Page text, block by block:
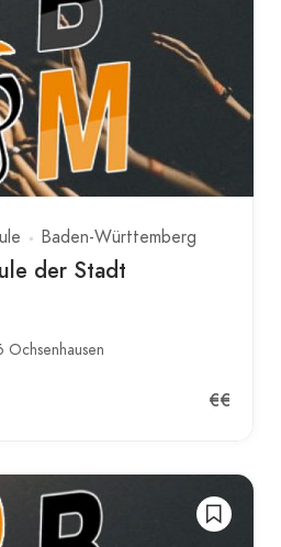
Baden-Württemberg
der Stadt
Ochsenhausen
€€